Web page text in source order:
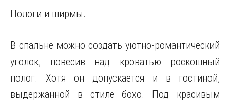
Пологи и ширмы.
В спальне можно создать уютно-романтический
уголок, повесив над кроватью роскошный
полог. Хотя он допускается и в гостиной,
выдержанной в стиле бохо. Под красивым